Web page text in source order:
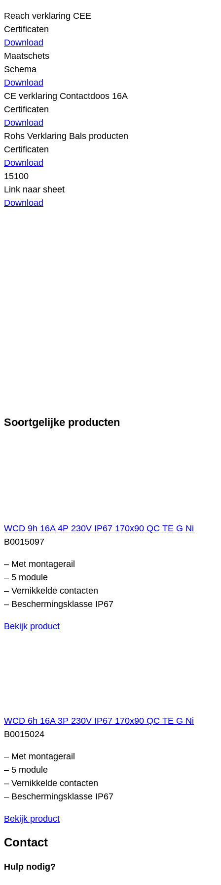
Reach verklaring CEE
Certificaten
Download
Maatschets
Schema
Download
CE verklaring Contactdoos 16A
Certificaten
Download
Rohs Verklaring Bals producten
Certificaten
Download
15100
Link naar sheet
Download
Soortgelijke producten
WCD 9h 16A 4P 230V IP67 170x90 QC TE G Ni
B0015097
– Met montagerail
– 5 module
– Vernikkelde contacten
– Beschermingsklasse IP67
Bekijk product
WCD 6h 16A 3P 230V IP67 170x90 QC TE G Ni
B0015024
– Met montagerail
– 5 module
– Vernikkelde contacten
– Beschermingsklasse IP67
Bekijk product
Contact
Hulp nodig?